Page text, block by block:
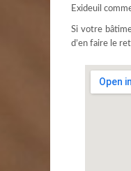
Exideuil
Si votre
d’en faire le